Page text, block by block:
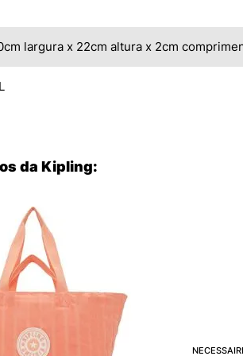
largura x 22cm altura x 2cm
da Kipling: